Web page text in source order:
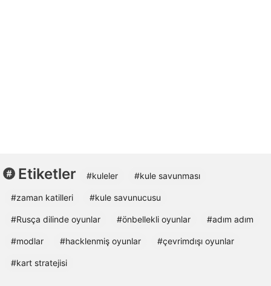
Etiketler #kuleler #kule savunması
#zaman katilleri #kule savunucusu
#Rusça dilinde oyunlar #önbellekli oyunlar #adım adım
#modlar #hacklenmiş oyunlar #çevrimdışı oyunlar
#kart stratejisi